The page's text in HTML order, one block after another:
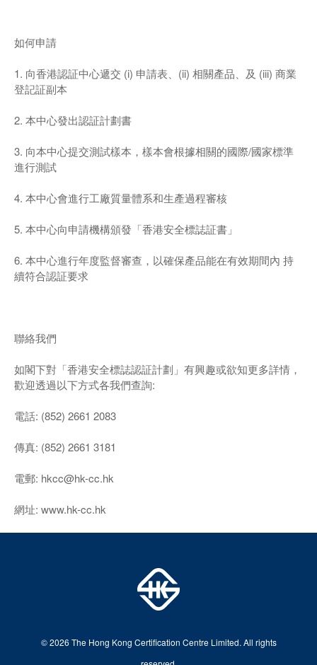
如何申請
1. 向香港認証中心遞交 (i) 申請表、(ii) 相關產品、及 (iii) 商業
登記証副本
2. 本中心發出認証計劃書
3. 向本中心提交測試樣本，樣本會根據相關的國際/國家標準
進行測試
4. 本中心會進行工廠質量體系和生產過程審核
5. 本中心向申請機構頒發「香港安全標誌証書」
6. 本中心進行年度監督審查，以確保產品能在有效期間內 持
續符合認証要求
聯絡我們
如閣下對「香港安全標誌認証計劃」有興趣或欲知更多詳情，
歡迎透過以下方式各我們查詢:
電話: (852) 2661 2083
傳真: (852) 2661 3181
電郵: hkcc@hk-cc.hk
網址: www.hk-cc.hk
© 2026 The Hong Kong Certification Centre Limited. All rights